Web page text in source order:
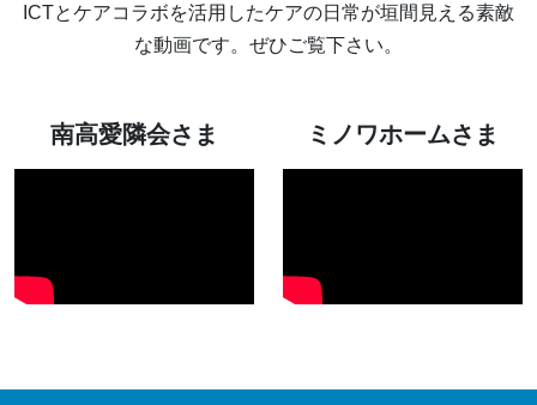
ICTとケアコラボを活用したケアの日常が垣間見える素敵
な動画です。ぜひご覧下さい。
南高愛隣会さま ミノワホームさま